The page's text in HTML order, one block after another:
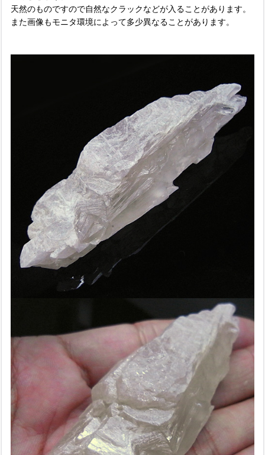
天然のものですので自然なクラックなどが入ることがあります。
また画像もモニタ環境によって多少異なることがあります。